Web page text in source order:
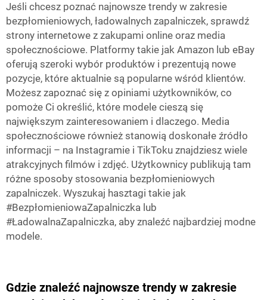
Jeśli chcesz poznać najnowsze trendy w zakresie
bezpłomieniowych, ładowalnych zapalniczek, sprawdź
strony internetowe z zakupami online oraz media
społecznościowe. Platformy takie jak Amazon lub eBay
oferują szeroki wybór produktów i prezentują nowe
pozycje, które aktualnie są popularne wśród klientów.
Możesz zapoznać się z opiniami użytkowników, co
pomoże Ci określić, które modele cieszą się
największym zainteresowaniem i dlaczego. Media
społecznościowe również stanowią doskonałe źródło
informacji – na Instagramie i TikToku znajdziesz wiele
atrakcyjnych filmów i zdjęć. Użytkownicy publikują tam
różne sposoby stosowania bezpłomieniowych
zapalniczek. Wyszukaj hasztagi takie jak
#BezpłomieniowaZapalniczka lub
#ŁadowalnaZapalniczka, aby znaleźć najbardziej modne
modele.
Gdzie znaleźć najnowsze trendy w zakresie